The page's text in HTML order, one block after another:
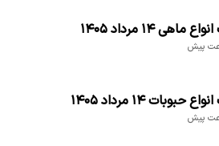
ماهی ۱۴ مرداد ۱۴۰۵
حبوبات ۱۴ مرداد ۱۴۰۵